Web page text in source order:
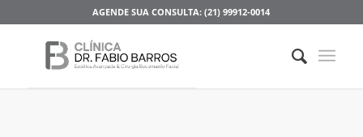
AGENDE SUA CONSULTA: (21) 99912-0014